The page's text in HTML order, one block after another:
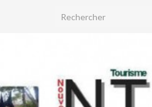
Search for: